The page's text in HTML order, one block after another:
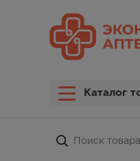
Каталог